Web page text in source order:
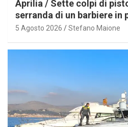
Aprilia / Sette colpi di
serranda di un barbiere in
5 Agosto 2026 Stefano Maione